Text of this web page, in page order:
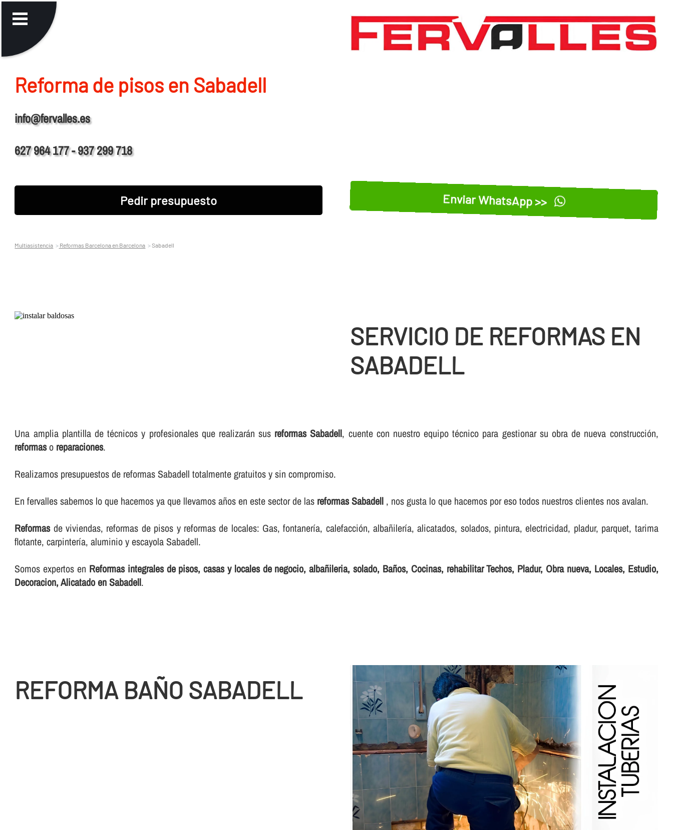
Reforma de pisos en Sabadell
info@fervalles.es
627 964 177 - 937 299 718
Pedir presupuesto Enviar WhatsApp >>
Multiasistencia Reformas Barcelona en Barcelona Sabadell
SERVICIO DE REFORMAS EN
SABADELL
Una amplia plantilla de técnicos y profesionales que realizarán sus reformas Sabadell, cuente con nuestro equipo técnico para gestionar su obra de nueva construcción,
reformaso reparaciones.
Realizamos presupuestos de reformas Sabadell totalmente gratuitos y sin compromiso.
En fervalles sabemos lo que hacemos ya que llevamos años en este sector de las reformas Sabadell , nos gusta lo que hacemos por eso todos nuestros clientes nos avalan.
Reformasde viviendas, reformas de pisos y reformas de locales: Gas, fontanerí­a, calefacción, albañilerí­a, alicatados, solados, pintura, electricidad, pladur, parquet, tarima
flotante, carpinterí­a, aluminio y escayola Sabadell.
Somos expertos en Reformas integrales de pisos, casas y locales de negocio, albañileria, solado, Baños, Cocinas, rehabilitar Techos, Pladur, Obra nueva, Locales, Estudio,
Decoracion, Alicatado en Sabadell.
REFORMA BAÑO SABADELL